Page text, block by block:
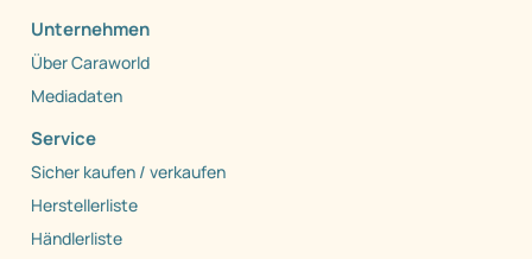
Unternehmen
Über Caraworld
Mediadaten
Service
Sicher kaufen / verkaufen
Herstellerliste
Händlerliste